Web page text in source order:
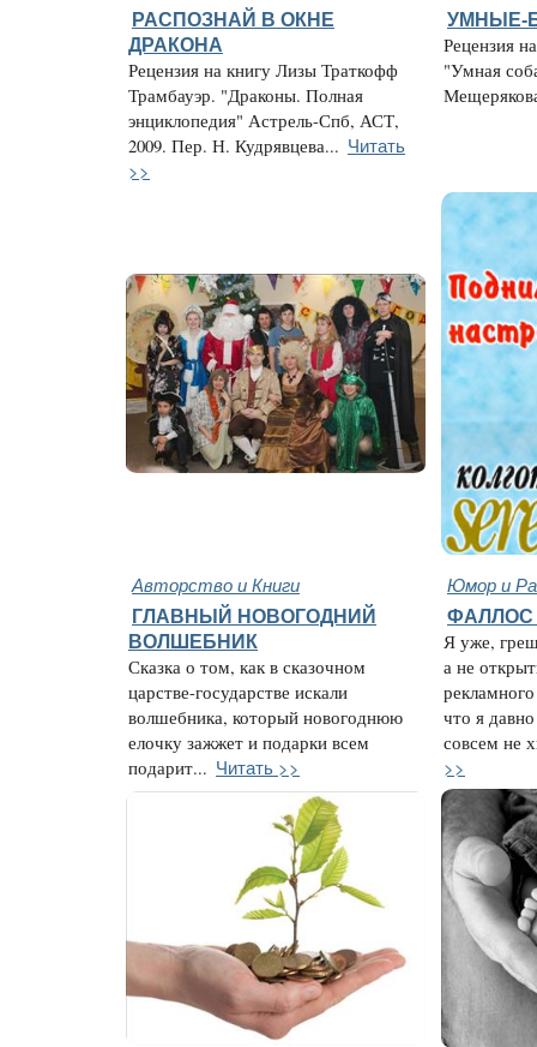
РАСПОЗНАЙ В ОКНЕ
ДРАКОНА
Рецензия на книгу Лизы Траткофф
Трамбауэр. "Драконы. Полная
энциклопедия" Астрель-Спб, АСТ,
2009. Пер. Н. Кудрявцева... Читать
>>
УМНЫЕ-
Рецензия
"Умная
Авторство и Книги Юмор и
ГЛАВНЫЙ НОВОГОДНИЙ
ВОЛШЕБНИК
Сказка о том, как в сказочном
царстве-государстве искали
волшебника, который новогоднюю
елочку зажжет и подарки всем
подарит... Читать >>
ФАЛЛОС
Я уже,
а не
что я
совсем не
>>